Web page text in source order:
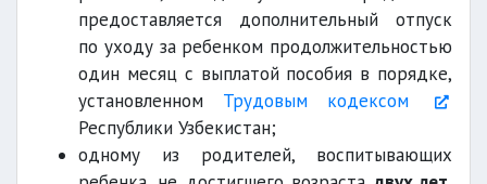
предоставляется дополнительный отпуск
по уходу за ребенком продолжительностью
один месяц с выплатой пособия в порядке,
установленном Трудовым кодексом
Республики Узбекистан;
одному из родителей, воспитывающих